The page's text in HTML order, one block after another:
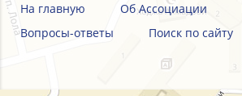
На главную Об Ассоциации
Вопросы-ответы
Поиск по сайту